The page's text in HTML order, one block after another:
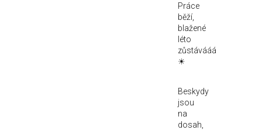
Práce
běží,
blažené
léto
zůstávááá
☀
Beskydy
jsou
na
dosah,